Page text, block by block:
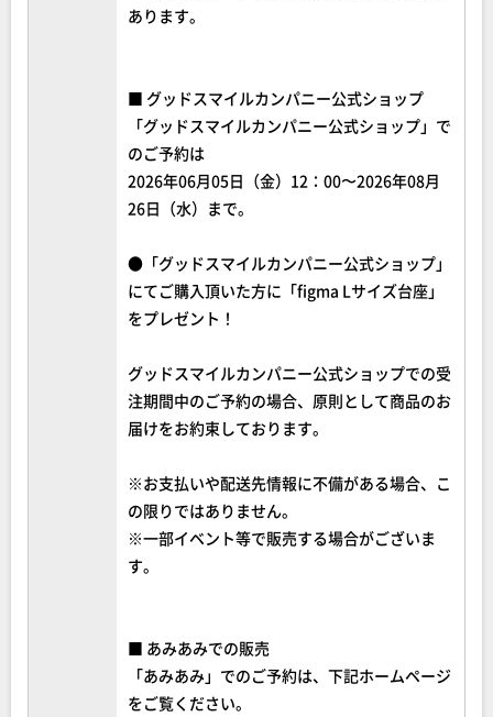
あります。
■ グッドスマイルカンパニー公式ショップ
「グッドスマイルカンパニー公式ショップ」で
のご予約は
2026年06月05日（金）12：00〜2026年08月
26日（水）まで。
●「グッドスマイルカンパニー公式ショップ」
にてご購入頂いた方に「figma Lサイズ台座」
をプレゼント！
グッドスマイルカンパニー公式ショップでの受
注期間中のご予約の場合、原則として商品のお
届けをお約束しております。
※お支払いや配送先情報に不備がある場合、こ
の限りではありません。
※一部イベント等で販売する場合がございま
す。
■ あみあみでの販売
「あみあみ」でのご予約は、下記ホームページ
をご覧ください。